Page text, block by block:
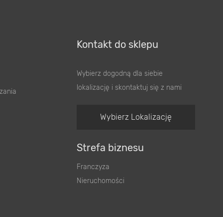
lokalizację i skontaktuj się z nami
Nieruchomości